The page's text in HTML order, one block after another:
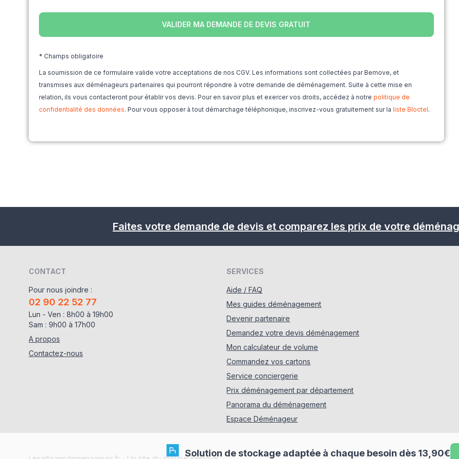
* Champs obligatoire
La soumission de ce formulaire valide votre acceptations de nos CGV. Les informations sont collectées par Bemove, et
transmises aux déménageurs partenaires qui pourront répondre à votre demande de déménagement. Suite à cette mise en
relation, ils vous contacteront pour établir vos devis. Pour en savoir plus et exercer vos droits, accédez à notre politique de
confidentialité des données. Pour vous opposer à tout démarchage téléphonique, inscrivez-vous gratuitement sur la liste Bloctel.
Solution de stockage adaptée à chaque besoin dès 13,90€
Faites votre demande de devis et comparez les prix de votre
CONTACT
Pour nous joindre :
02 90 22 52 77
Lun - Ven : 8h00 à 19h00
Sam : 9h00 à 17h00
A propos
Contactez-nous
SERVICES
Aide / FAQ
Mes guides déménagement
Devenir partenaire
Demandez votre devis déménagement
Mon calculateur de volume
Commandez vos cartons
Service conciergerie
Prix déménagement par département
Panorama du déménagement
Espace Déménageur